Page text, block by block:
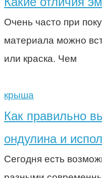
Очень часто при
материала можно
или краска. Чем
крыша
Как правильно
ондулина и
Сегодня есть